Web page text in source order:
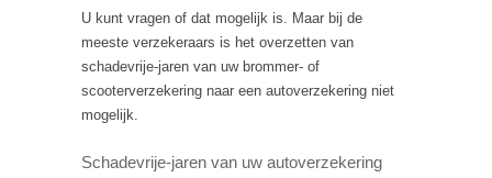
U kunt vragen of dat mogelijk is. Maar bij de
meeste verzekeraars is het overzetten van
schadevrije-jaren van uw brommer- of
scooterverzekering naar een autoverzekering niet
mogelijk.
Schadevrije-jaren van uw autoverzekering